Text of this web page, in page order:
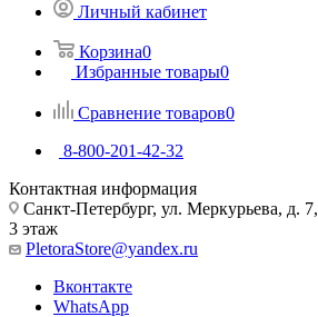
Личный кабинет
Корзина0
Избранные товары0
Сравнение товаров0
8-800-201-42-32
Контактная информация
Санкт-Петербург, ул. Меркурьева, д. 7,
3 этаж
PletoraStore@yandex.ru
Вконтакте
WhatsApp